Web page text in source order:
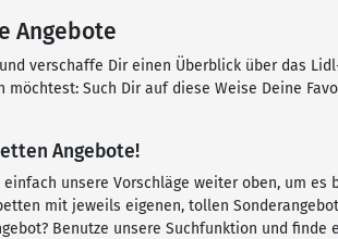
Angebote
verschaffe Dir einen Überblick über das
Such Dir auf diese Weise Deine
Angebote!
unsere Vorschläge weiter oben, um es
mit jeweils eigenen, tollen
Benutze unsere Suchfunktion und finde